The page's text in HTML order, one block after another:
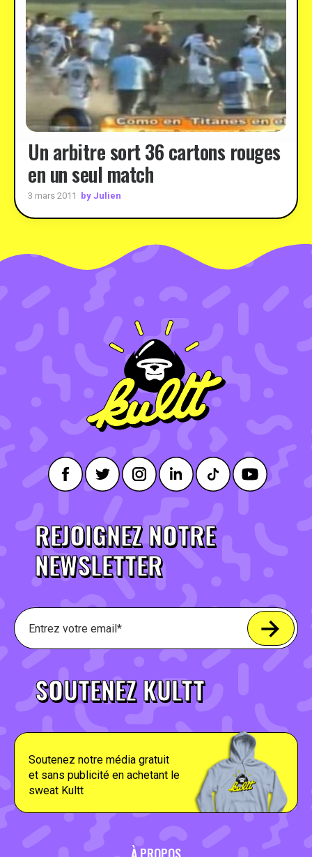
Un arbitre sort 36 cartons rouges
en un seul match
3 mars 2011 by Julien
REJOIGNEZ NOTRE
NEWSLETTER
SOUTENEZ KULTT
Soutenez notre média gratuit
et sans publicité en achetant le
sweat Kultt